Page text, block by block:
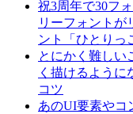
祝3周年で30フ
リーフォントが
ント「ひとりっ
とにかく難しい
く描けるように
コツ
あのUI要素やコ